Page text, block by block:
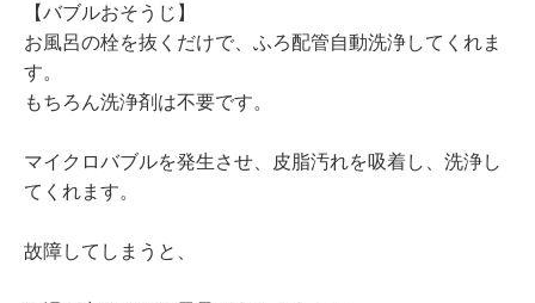
【バブルおそうじ】
お風呂の栓を抜くだけで、ふろ配管自動洗浄してくれま
す。
もちろん洗浄剤は不要です。
マイクロバブルを発生させ、皮脂汚れを吸着し、洗浄し
てくれます。
故障してしまうと、